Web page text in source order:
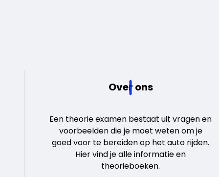
Over ons
Een theorie examen bestaat uit vragen en
voorbeelden die je moet weten om je
goed voor te bereiden op het auto rijden.
Hier vind je alle informatie en
theorieboeken.